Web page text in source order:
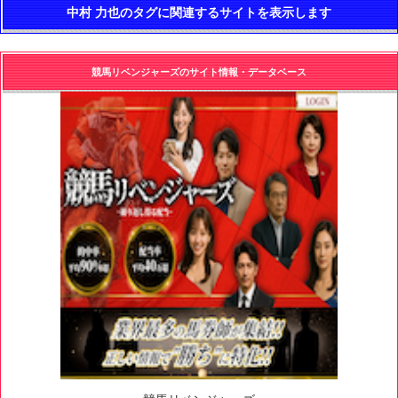
中村 力也のタグに関連するサイトを表示します
競馬リベンジャーズのサイト情報・データベース